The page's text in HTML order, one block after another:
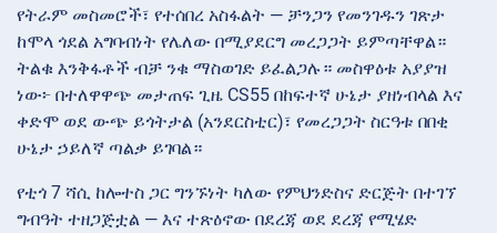
የትራም መስመሮች፣ የተሰበረ አስፋልት — ቻንጋን የመንገዱን ገጽታ
ከሞላ ጎደል አግባብነት የሌለው በሚያደርግ መረጋጋት ይምጣቸዋል።
ትልቁ እንቅፋቶች ብቻ ንቁ ማስወገድ ይፈልጋሉ። መስዋዕቱ አያያዝ
ነው፦ በተለዋዋጭ መታጠፍ ጊዜ CS55 በከፍተኛ ሁኔታ ያዘነብላል እና
ቀድሞ ወደ ውጭ ይጎትታል (አንደርስቲር)፣ የመረጋጋት ስርዓቱ በበቂ
ሁኔታ ኃይለኛ ጣልቃ ይገባል።
የቲጎ 7 ሻሲ ከሎተስ ጋር ግንኙነት ካለው የምህንድስና ድርጅት በተገኘ
ግብዓት ተዘጋጅቷል — እና ተጽዕኖው በደረጃ ወደ ደረጃ የሚሄድ